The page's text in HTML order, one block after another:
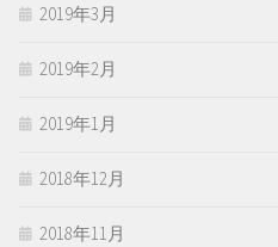
2019年3月
2019年2月
2019年1月
2018年12月
2018年11月